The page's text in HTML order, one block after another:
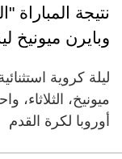
نتيجة
وبايرن ميونيخ
ليلة كروية
ميونيخ،
أوروبا لكرة القدم